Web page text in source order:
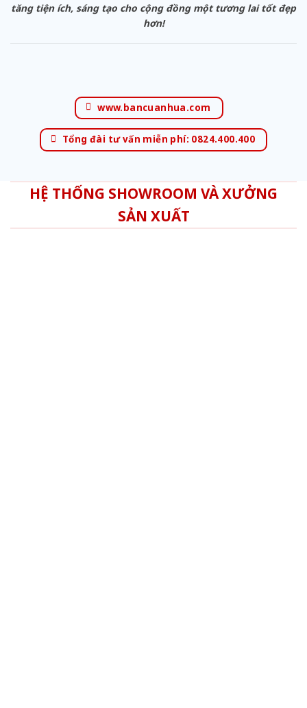
tăng tiện ích, sáng tạo cho cộng đồng một tương lai tốt đẹp
hơn!
www.bancuanhua.com
Tổng đài tư vấn miễn phí: 0824.400.400
HỆ THỐNG SHOWROOM VÀ XƯỞNG
SẢN XUẤT